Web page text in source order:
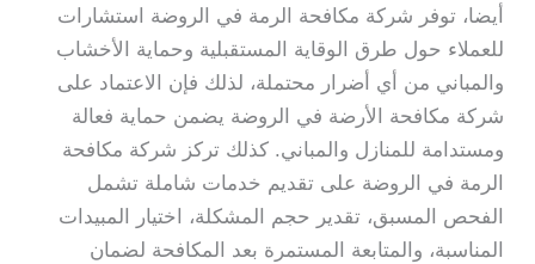
أيضا، توفر شركة مكافحة الرمة في الروضة استشارات
للعملاء حول طرق الوقاية المستقبلية وحماية الأخشاب
والمباني من أي أضرار محتملة، لذلك فإن الاعتماد على
شركة مكافحة الأرضة في الروضة يضمن حماية فعالة
ومستدامة للمنازل والمباني. كذلك تركز شركة مكافحة
الرمة في الروضة على تقديم خدمات شاملة تشمل
الفحص المسبق، تقدير حجم المشكلة، اختيار المبيدات
المناسبة، والمتابعة المستمرة بعد المكافحة لضمان